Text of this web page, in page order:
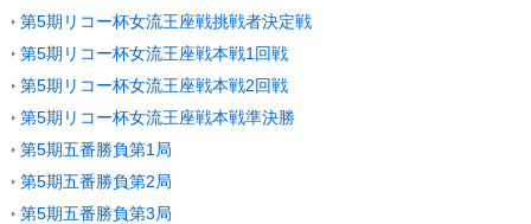
第5期リコー杯女流王座戦挑戦者決定戦
第5期リコー杯女流王座戦本戦1回戦
第5期リコー杯女流王座戦本戦2回戦
第5期リコー杯女流王座戦本戦準決勝
第5期五番勝負第1局
第5期五番勝負第2局
第5期五番勝負第3局